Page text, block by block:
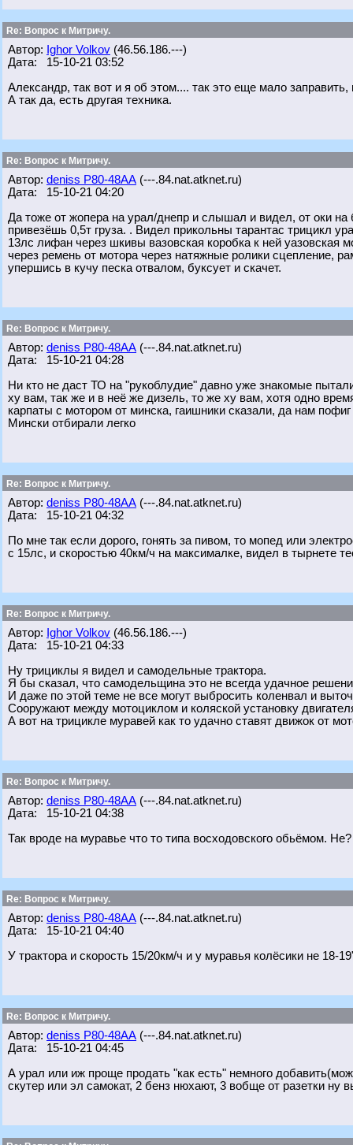
Re: Вопрос к Митричу.
Автор: Ighor Volkov (46.56.186.---)
Дата: 15-10-21 03:52
Александр, так вот и я об этом.... так это еще мало
А так да, есть другая техника.
Re: Вопрос к Митричу.
Автор: deniss Р80-48АА (---.84.nat.atknet.ru)
Дата: 15-10-21 04:20
Да тоже от жопера на урал/днепр и слышал и видел, от оки
привезёшь 0,5т груза. . Видел прикольны тарантас трицикл
13лс лифан через шкивы вазовская коробка к ней
через ремень от мотора через натяжные ролики сцепление,
упершись в кучу песка отвалом, буксует и скачет.
Re: Вопрос к Митричу.
Автор: deniss Р80-48АА (---.84.nat.atknet.ru)
Дата: 15-10-21 04:28
Ни кто не даст ТО на "рукоблудие" давно уже знакомые
ху вам, так же и в неё же дизель, то же ху вам, хотя одно
карпаты с мотором от минска, гаишники сказали, да нам
Мински отбирали легко
Re: Вопрос к Митричу.
Автор: deniss Р80-48АА (---.84.nat.atknet.ru)
Дата: 15-10-21 04:32
По мне так если дорого, гонять за пивом, то мопед или
с 15лс, и скоростью 40км/ч на максималке, видел в тырнете
Re: Вопрос к Митричу.
Автор: Ighor Volkov (46.56.186.---)
Дата: 15-10-21 04:33
Ну трициклы я видел и самодельные трактора.
Я бы сказал, что самодельщина это не всегда удачное
И даже по этой теме не все могут выбросить коленвал и
Сооружают между мотоциклом и коляской установку
А вот на трицикле муравей как то удачно ставят движок от
Re: Вопрос к Митричу.
Автор: deniss Р80-48АА (---.84.nat.atknet.ru)
Дата: 15-10-21 04:38
Так вроде на муравье что то типа восходовского обьёмом. Не?
Re: Вопрос к Митричу.
Автор: deniss Р80-48АА (---.84.nat.atknet.ru)
Дата: 15-10-21 04:40
У трактора и скорость 15/20км/ч и у муравья колёсики не 18-
Re: Вопрос к Митричу.
Автор: deniss Р80-48АА (---.84.nat.atknet.ru)
Дата: 15-10-21 04:45
А урал или иж проще продать "как есть" немного
скутер или эл самокат, 2 бенз нюхают, 3 вобще от разетки ну